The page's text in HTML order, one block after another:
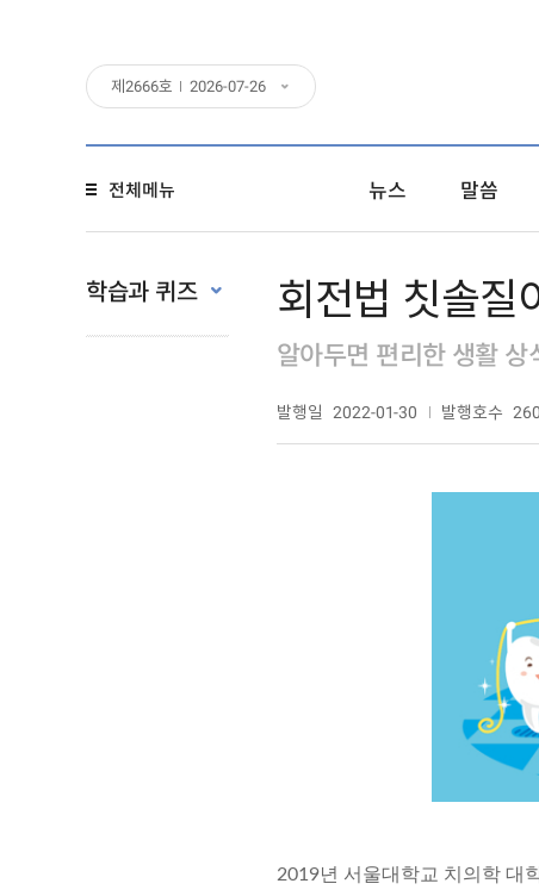
제 2666호 2026-07-26
전체메뉴 뉴스 말씀
학습과 퀴즈 회전법 칫솔질
알아두면 편리한 생활 상
발행일 2022-01-30 발행호수
2019년 서울대학교 치의학 대